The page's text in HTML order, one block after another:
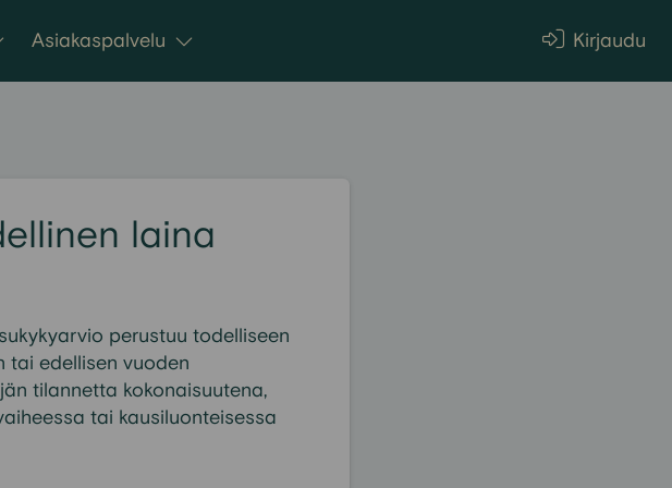
Asiakaspalvelu Kirjaudu
laina
perustuu todelliseen
tai edellisen vuoden
tilannetta kokonaisuutena,
tai kausiluonteisessa